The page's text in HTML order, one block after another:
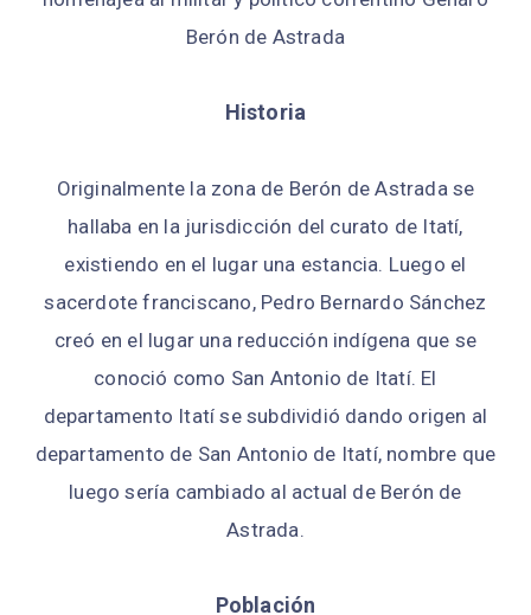
Berón de Astrada
Historia
Originalmente la zona de Berón de Astrada se
hallaba en la jurisdicción del curato de Itatí,
existiendo en el lugar una estancia. Luego el
sacerdote franciscano, Pedro Bernardo Sánchez
creó en el lugar una reducción indígena que se
conoció como San Antonio de Itatí. El
departamento Itatí se subdividió dando origen al
departamento de San Antonio de Itatí, nombre que
luego sería cambiado al actual de Berón de
Astrada.
Población